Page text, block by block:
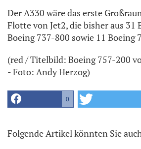
Der A330 wäre das erste
Flotte von Jet2, die bisher aus 31
Boeing 737-800 sowie 11 Boeing
(red / Titelbild: Boeing 757-200
- Foto: Andy Herzog)
0
Folgende Artikel könnten Sie